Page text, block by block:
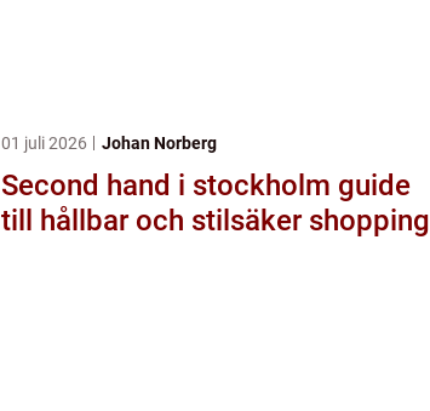
01 juli 2026 Johan Norberg
Second hand i stockholm guide
till hållbar och stilsäker shopping